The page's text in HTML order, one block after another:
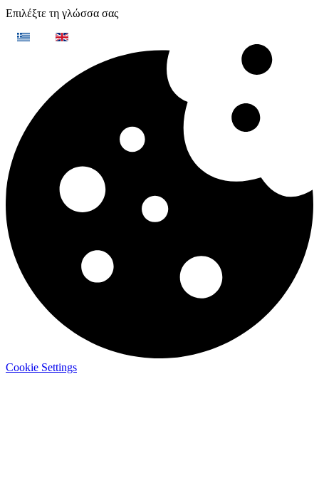
Επιλέξτε τη γλώσσα σας
Cookie Settings